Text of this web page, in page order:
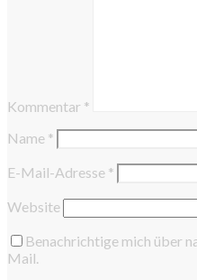
Kommentar *
Name *
E-Mail-Adresse *
Website
Benachrichtige mich über
Mail.